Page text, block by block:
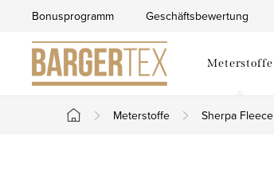
springen
Bonusprogramm Geschäftsbewertung
Meterstoffe
Startseite
Meterstoffe Sherpa Fleece